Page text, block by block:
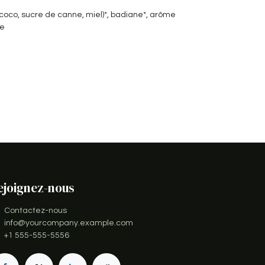
sucre de canne, miel)*, badiane*, arôme
nous
Contactez-nous
info@yourcompany.example.com
+1 555-555-5556